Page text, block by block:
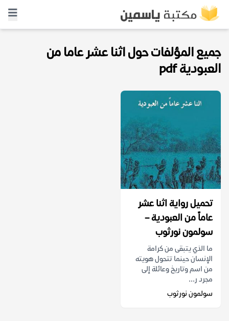
جميع المؤلفات حول اثنا عشر عاما من
العبودية pdf
تحميل رواية اثنا عشر
عاماً من العبودية –
سولمون نورثوب
ما الذي يتبقى من كرامة
الإنسان حينما تتحول هويته
من اسم وتاريخ وعائلة إلى
مجرد ر...
سولمون نورثوب